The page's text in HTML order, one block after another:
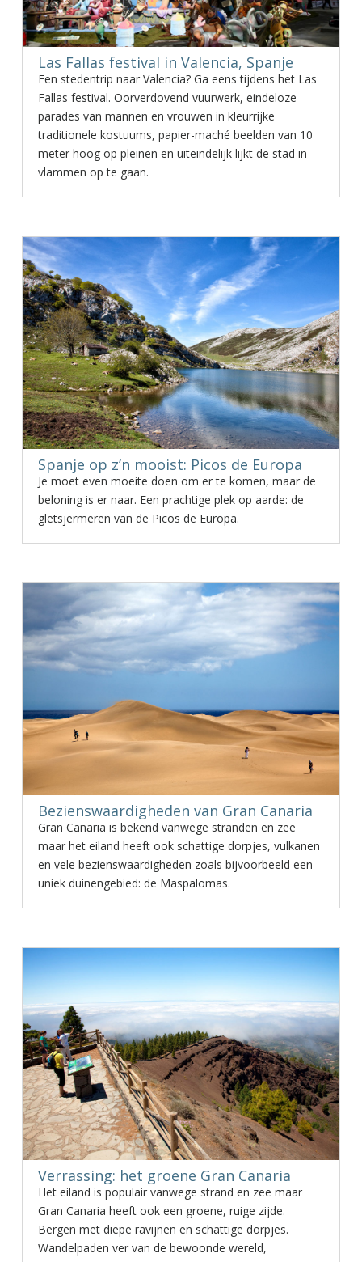
Las Fallas festival in Valencia, Spanje
Een stedentrip naar Valencia? Ga eens tijdens het Las
Fallas festival. Oorverdovend vuurwerk, eindeloze
parades van mannen en vrouwen in kleurrijke
traditionele kostuums, papier-maché beelden van 10
meter hoog op pleinen en uiteindelijk lijkt de stad in
vlammen op te gaan.
Spanje op z’n mooist: Picos de Europa
Je moet even moeite doen om er te komen, maar de
beloning is er naar. Een prachtige plek op aarde: de
gletsjermeren van de Picos de Europa.
Bezienswaardigheden van Gran Canaria
Gran Canaria is bekend vanwege stranden en zee
maar het eiland heeft ook schattige dorpjes, vulkanen
en vele bezienswaardigheden zoals bijvoorbeeld een
uniek duinengebied: de Maspalomas.
Verrassing: het groene Gran Canaria
Het eiland is populair vanwege strand en zee maar
Gran Canaria heeft ook een groene, ruige zijde.
Bergen met diepe ravijnen en schattige dorpjes.
Wandelpaden ver van de bewoonde wereld,